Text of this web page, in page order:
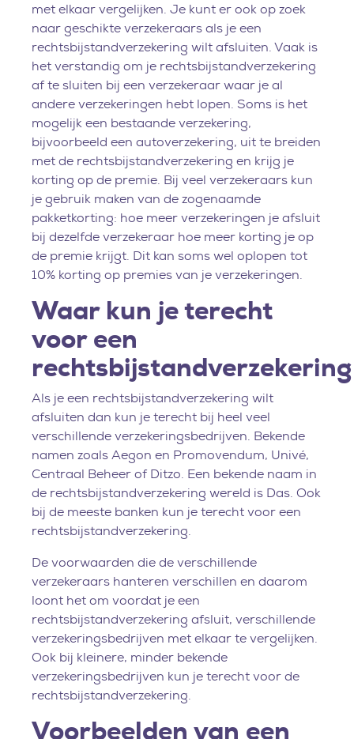
met elkaar vergelijken. Je kunt er ook op zoek
naar geschikte verzekeraars als je een
rechtsbijstandverzekering wilt afsluiten. Vaak is
het verstandig om je rechtsbijstandverzekering
af te sluiten bij een verzekeraar waar je al
andere verzekeringen hebt lopen. Soms is het
mogelijk een bestaande verzekering,
bijvoorbeeld een autoverzekering, uit te breiden
met de rechtsbijstandverzekering en krijg je
korting op de premie. Bij veel verzekeraars kun
je gebruik maken van de zogenaamde
pakketkorting: hoe meer verzekeringen je afsluit
bij dezelfde verzekeraar hoe meer korting je op
de premie krijgt. Dit kan soms wel oplopen tot
10% korting op premies van je verzekeringen.
Waar kun je terecht
voor een
rechtsbijstandverzekering
Als je een rechtsbijstandverzekering wilt
afsluiten dan kun je terecht bij heel veel
verschillende verzekeringsbedrijven. Bekende
namen zoals Aegon en Promovendum, Univé,
Centraal Beheer of Ditzo. Een bekende naam in
de rechtsbijstandverzekering wereld is Das. Ook
bij de meeste banken kun je terecht voor een
rechtsbijstandverzekering.
De voorwaarden die de verschillende
verzekeraars hanteren verschillen en daarom
loont het om voordat je een
rechtsbijstandverzekering afsluit, verschillende
verzekeringsbedrijven met elkaar te vergelijken.
Ook bij kleinere, minder bekende
verzekeringsbedrijven kun je terecht voor de
rechtsbijstandverzekering.
Voorbeelden van een